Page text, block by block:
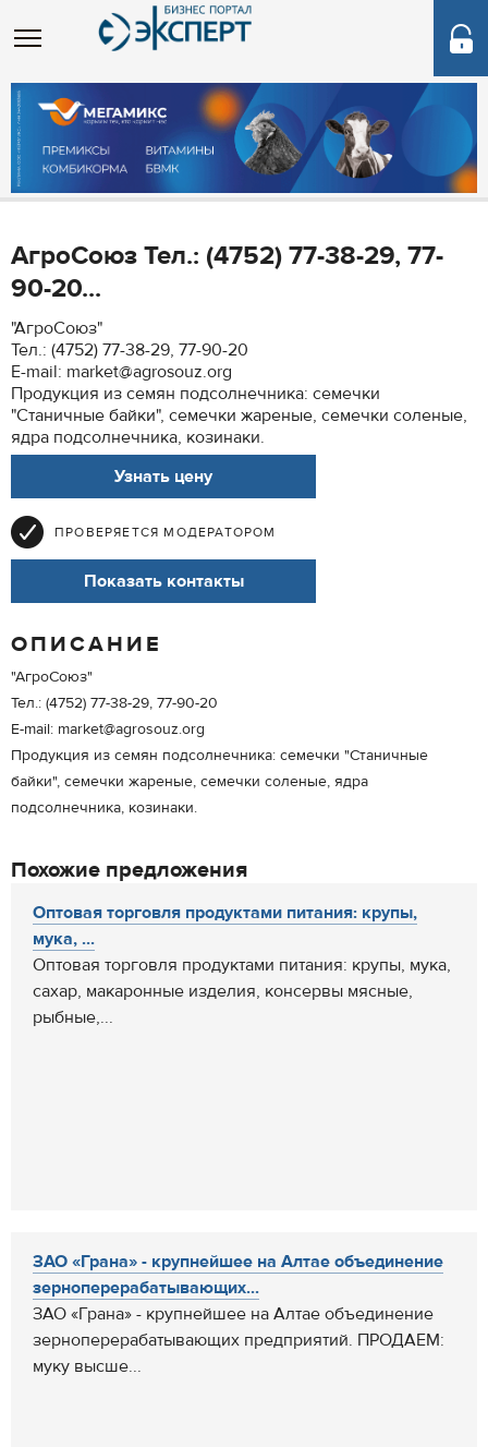
АгроСоюз Тел.: (4752) 77-38-29, 77-
90-20...
"АгроСоюз"
Тел.: (4752) 77-38-29, 77-90-20
E-mail: market@agrosouz.org
Продукция из семян подсолнечника: семечки
"Станичные байки", семечки жареные, семечки соленые,
ядра подсолнечника, козинаки.
Узнать цену
ПРОВЕРЯЕТСЯ МОДЕРАТОРОМ
Показать контакты
ОПИСАНИЕ
"АгроСоюз"
Тел.: (4752) 77-38-29, 77-90-20
E-mail: market@agrosouz.org
Продукция из семян подсолнечника: семечки "Станичные
байки", семечки жареные, семечки соленые, ядра
подсолнечника, козинаки.
Похожие предложения
Оптовая торговля продуктами питания: крупы,
мука, ...
Оптовая торговля продуктами питания: крупы, мука,
сахар, макаронные изделия, консервы мясные,
рыбные,...
ЗАО «Грана» - крупнейшее на Алтае объединение
зерноперерабатывающих...
ЗАО «Грана» - крупнейшее на Алтае объединение
зерноперерабатывающих предприятий. ПРОДАЕМ:
муку высше...